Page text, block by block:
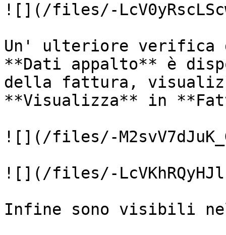
![](/files/-
Un' ulteriore verifica
**Dati appalto** è
della fattura,
**Visualizza** in
![](/files/-
![](/files/-
Infine sono visibili